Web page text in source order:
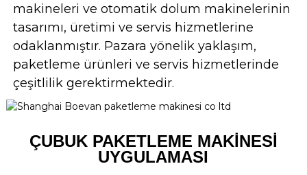
makineleri ve otomatik dolum makinelerinin
tasarımı, üretimi ve servis hizmetlerine
odaklanmıştır. Pazara yönelik yaklaşım,
paketleme ürünleri ve servis hizmetlerinde
çeşitlilik gerektirmektedir.
ÇUBUK PAKETLEME MAKINESI
UYGULAMASI